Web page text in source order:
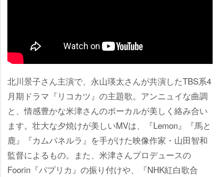
北川景子さん主演で、永山瑛太さんが共演したTBS系4
月期ドラマ『リコカツ』の主題歌。アンニュイな曲調
と、情感豊かな米津さんのボーカルが美しく絡み合い
ます。壮大な夕焼けが美しいMVは、『Lemon』『馬と
鹿』『カムパネルラ』を手がけた映像作家・山田智和
監督によるもの。また、米津さんプロデュースの
Foorin『パプリカ』の振り付けや、『NHK紅白歌合